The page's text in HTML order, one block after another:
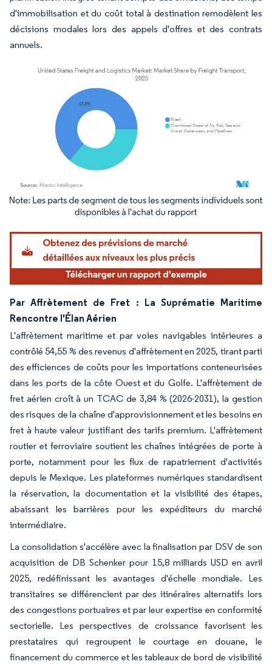
d'immobilisation et du coût total à destination remodèlent les
décisions modales lors des appels d'offres et des contrats
annuels.
Image © Mordor Intelligence. La réutilisation nécessite une attribution sous CC BY
Par Affrètement de Fret : La Suprématie Maritime
Rencontre l'Élan Aérien
L'affrètement maritime et par voies navigables intérieures a
contrôlé 54,55 % des revenus d'affrètement en 2025, tirant parti
des efficiences de coûts pour les importations conteneurisées
dans les ports de la côte Ouest et du Golfe. L'affrètement de
fret aérien croît à un TCAC de 3,84 % (2026-2031), la gestion
des risques de la chaîne d'approvisionnement et les besoins en
fret à haute valeur justifiant des tarifs premium. L'affrètement
routier et ferroviaire soutient les chaînes intégrées de porte à
porte, notamment pour les flux de rapatriement d'activités
depuis le Mexique. Les plateformes numériques standardisent
la réservation, la documentation et la visibilité des étapes,
abaissant les barrières pour les expéditeurs du marché
intermédiaire.
La consolidation s'accélère avec la finalisation par DSV de son
acquisition de DB Schenker pour 15,8 milliards USD en avril
2025, redéfinissant les avantages d'échelle mondiale. Les
transitaires se différencient par des itinéraires alternatifs lors
des congestions portuaires et par leur expertise en conformité
sectorielle. Les perspectives de croissance favorisent les
prestataires qui regroupent le courtage en douane, le
financement du commerce et les tableaux de bord de visibilité